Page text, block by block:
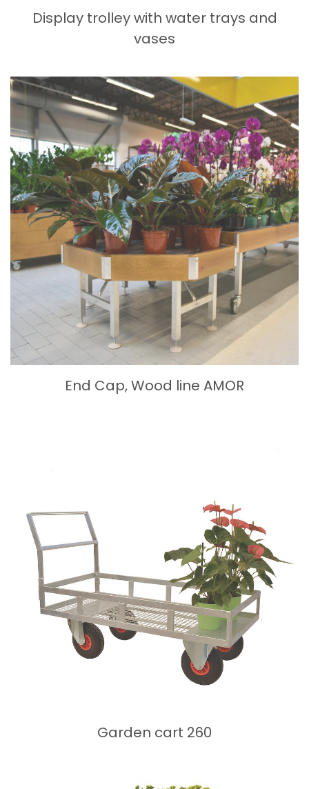
Display trolley with water trays and
vases
End Cap, Wood line AMOR
Garden cart 260